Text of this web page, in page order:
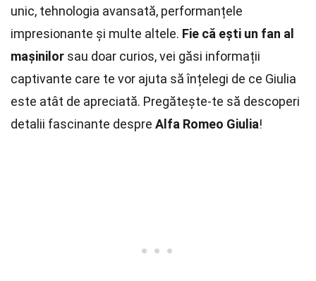
unic, tehnologia avansată, performanțele
impresionante și multe altele. Fie că ești un fan al
mașinilor sau doar curios, vei găsi informații
captivante care te vor ajuta să înțelegi de ce Giulia
este atât de apreciată. Pregătește-te să descoperi
detalii fascinante despre Alfa Romeo Giulia!